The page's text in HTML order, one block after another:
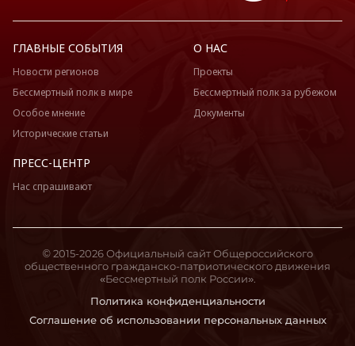
ГЛАВНЫЕ СОБЫТИЯ
Новости регионов
Бессмертный полк в мире
Особое мнение
Исторические статьи
О НАС
Проекты
Бессмертный полк за рубежом
Документы
ПРЕСС-ЦЕНТР
Нас спрашивают
Политика конфиденциальности
Соглашение об использовании персональных данных
© 2015-2026 Официальный сайт Общероссийского
общественного гражданско-патриотического движения
«Бессмертный полк России».